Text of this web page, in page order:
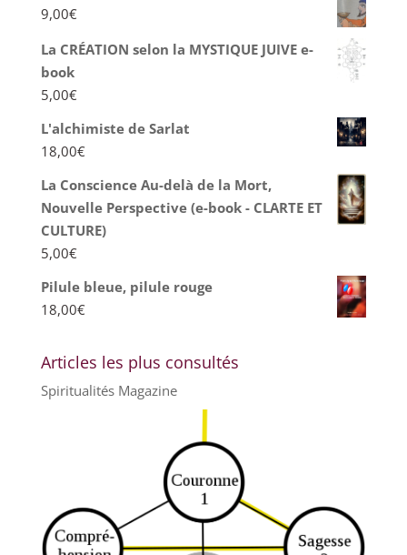
9,00€
La CRÉATION selon la MYSTIQUE JUIVE e-
book
5,00€
L'alchimiste de Sarlat
18,00€
La Conscience Au-delà de la Mort,
Nouvelle Perspective (e-book - CLARTE ET
CULTURE)
5,00€
Pilule bleue, pilule rouge
18,00€
Articles les plus consultés
Spiritualités Magazine